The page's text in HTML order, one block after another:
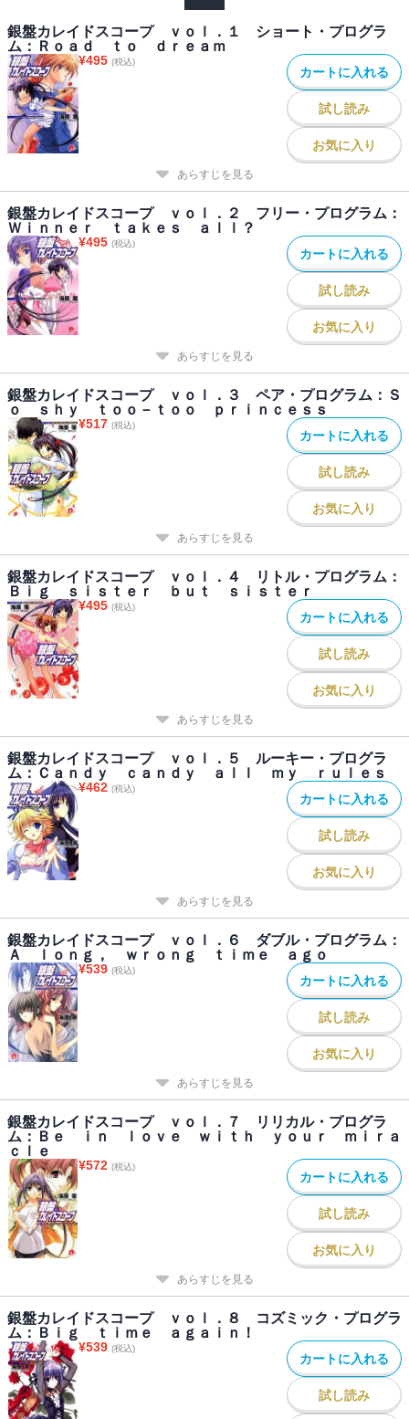
銀盤カレイドスコープ ｖｏｌ．１ ショート・プログラ
ム：Ｒｏａｄ ｔｏ ｄｒｅａｍ
¥495 (税込)
カートに入れる
試し読み
お気に入り
あらすじを見る
銀盤カレイドスコープ ｖｏｌ．２ フリー・プログラム：
Ｗｉｎｎｅｒ ｔａｋｅｓ ａｌｌ？
¥495 (税込)
カートに入れる
試し読み
お気に入り
あらすじを見る
銀盤カレイドスコープ ｖｏｌ．３ ペア・プログラム：Ｓ
ｏ ｓｈｙ ｔｏｏ－ｔｏｏ ｐｒｉｎｃｅｓｓ
¥517 (税込)
カートに入れる
試し読み
お気に入り
あらすじを見る
銀盤カレイドスコープ ｖｏｌ．４ リトル・プログラム：
Ｂｉｇ ｓｉｓｔｅｒ ｂｕｔ ｓｉｓｔｅｒ
¥495 (税込)
カートに入れる
試し読み
お気に入り
あらすじを見る
銀盤カレイドスコープ ｖｏｌ．５ ルーキー・プログラ
ム：Ｃａｎｄｙ ｃａｎｄｙ ａｌｌ ｍｙ ｒｕｌｅｓ
¥462 (税込)
カートに入れる
試し読み
お気に入り
あらすじを見る
銀盤カレイドスコープ ｖｏｌ．６ ダブル・プログラム：
Ａ ｌｏｎｇ， ｗｒｏｎｇ ｔｉｍｅ ａｇｏ
¥539 (税込)
カートに入れる
試し読み
お気に入り
あらすじを見る
銀盤カレイドスコープ ｖｏｌ．７ リリカル・プログラ
ム：Ｂｅ ｉｎ ｌｏｖｅ ｗｉｔｈ ｙｏｕｒ ｍｉｒａ
ｃｌｅ
¥572 (税込)
カートに入れる
試し読み
お気に入り
あらすじを見る
銀盤カレイドスコープ ｖｏｌ．８ コズミック・プログラ
ム：Ｂｉｇ ｔｉｍｅ ａｇａｉｎ！
¥539 (税込)
カートに入れる
試し読み